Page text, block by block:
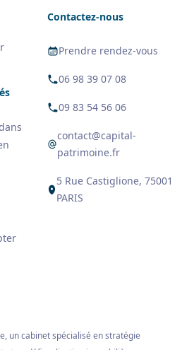
Contactez-nous
Prendre rendez-vous
06 98 39 07 08
09 83 54 56 06
contact@capital-
patrimoine.fr
5 Rue Castiglione, 75001
PARIS
un cabinet spécialisé en stratégie